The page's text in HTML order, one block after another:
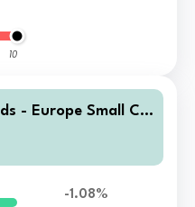
10
- Europe Small Ca
-1.08%